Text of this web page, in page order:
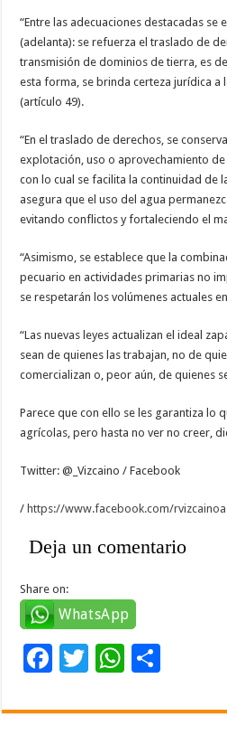
“Entre las adecuaciones destacadas se
(adelanta): se refuerza el traslado de
transmisión de dominios de tierra, es
esta forma, se brinda certeza jurídica a
(artículo 49).
“En el traslado de derechos, se
explotación, uso o aprovechamiento
con lo cual se facilita la continuidad de
asegura que el uso del agua
evitando conflictos y fortaleciendo el
“Asimismo, se establece que la
pecuario en actividades primarias no
se respetarán los volúmenes actuales
“Las nuevas leyes actualizan el ideal
sean de quienes las trabajan, no de
comercializan o, peor aún, de quienes
Parece que con ello se les garantiza lo
agrícolas, pero hasta no ver no creer,
Twitter: @_Vizcaino / Facebook
/ https://www.facebook.com/rvizcainoa
Deja un comentario
Share on:
WhatsApp
F
e
T
tt
W
at m